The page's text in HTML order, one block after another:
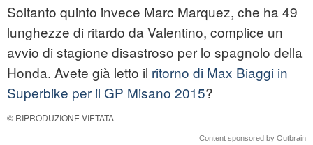
Soltanto quinto invece Marc Marquez, che ha 49
lunghezze di ritardo da Valentino, complice un
avvio di stagione disastroso per lo spagnolo della
Honda. Avete già letto il ritorno di Max Biaggi in
Superbike per il GP Misano 2015?
© RIPRODUZIONE VIETATA
Content sponsored by Outbrain